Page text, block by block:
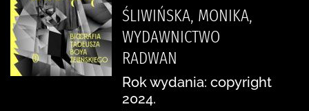
ŚLIWIŃSKA, MONIKA,
WYDAWNICTWO
RADWAN
Rok wydania: copyright
2024.